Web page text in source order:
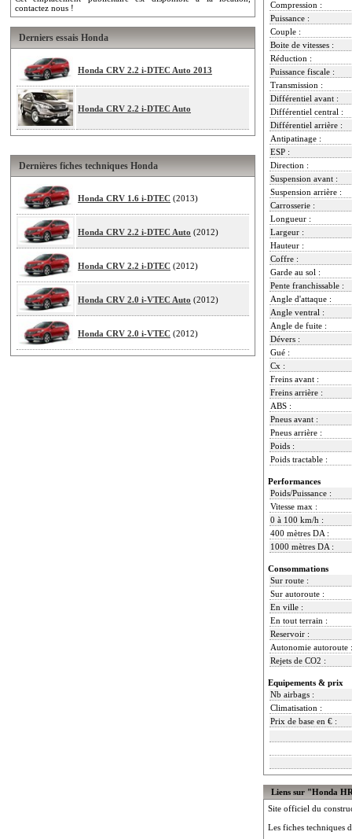
contactez nous !
Derniers essais Honda
Honda CRV 2.2 i-DTEC Auto 2013
Honda CRV 2.2 i-DTEC Auto
Dernières fiches techniques Honda
Honda CRV 1.6 i-DTEC (2013)
Honda CRV 2.2 i-DTEC Auto (2012)
Honda CRV 2.2 i-DTEC (2012)
Honda CRV 2.0 i-VTEC Auto (2012)
Honda CRV 2.0 i-VTEC (2012)
Compression :
Puissance :
Couple :
Boite de vitesses :
Réduction :
Puissance fiscale :
Transmission :
Différentiel avant :
Différentiel central :
Différentiel arrière :
Antipatinage :
ESP :
Direction :
Suspension avant :
Suspension arrière :
Carrosserie :
Longueur :
Largeur :
Hauteur :
Coffre :
Garde au sol :
Pente franchissable :
Angle d'attaque :
Angle ventral :
Angle de fuite :
Dévers :
Gué :
Cx :
Freins avant :
Freins arrière :
ABS :
Pneus avant :
Pneus arrière :
Poids :
Poids tractable :
Performances
Poids/Puissance :
Vitesse max :
0 à 100 km/h :
400 mètres DA :
1000 mètres DA :
Consommations
Sur route :
Sur autoroute :
En ville :
En tout terrain :
Reservoir :
Autonomie autoroute :
Rejets de CO2 :
Equipements & prix
Nb airbags :
Climatisation :
Prix de base en € :
Liens sur "Honda
Site officiel du
Les fiches techniques